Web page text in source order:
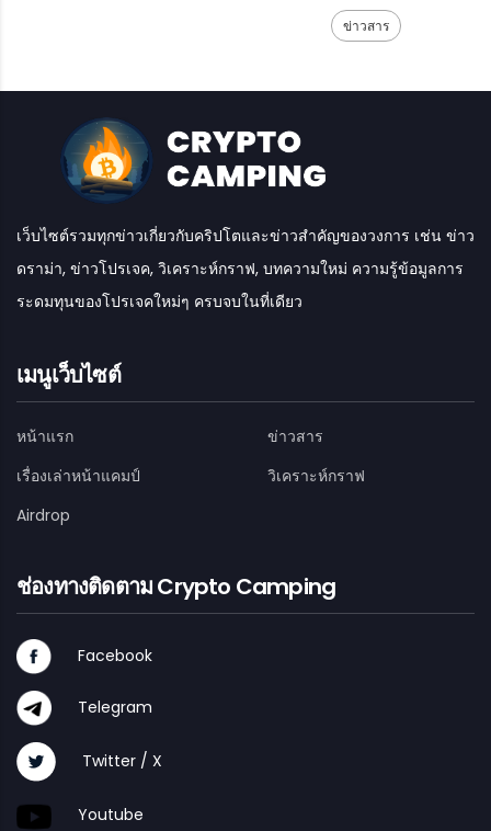
ข่าวสาร
เว็บไซต์รวมทุกข่าวเกี่ยวกับคริปโตและข่าวสำคัญของวงการ เช่น ข่าว
ดราม่า, ข่าวโปรเจค, วิเคราะห์กราฟ, บทความใหม่ ความรู้ข้อมูลการ
ระดมทุนของโปรเจคใหม่ๆ ครบจบในที่เดียว
เมนูเว็บไซต์
หน้าแรก
ข่าวสาร
เรื่องเล่าหน้าแคมป์
วิเคราะห์กราฟ
Airdrop
ช่องทางติดตาม Crypto Camping
Facebook
Telegram
Twitter / X
Youtube